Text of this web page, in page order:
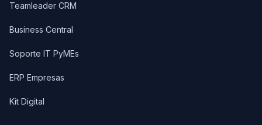
Teamleader CRM
Business Central
Soporte IT PyMEs
ERP Empresas
Kit Digital